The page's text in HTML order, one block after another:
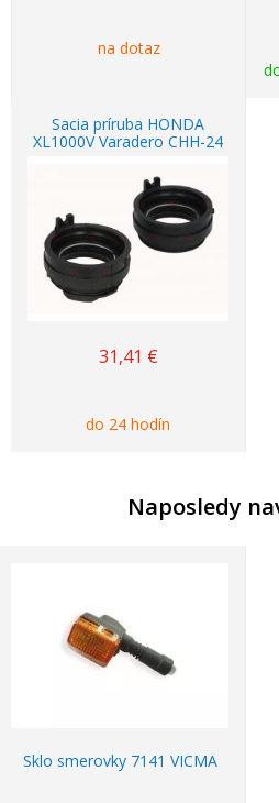
na dotaz
Sacia príruba HONDA
XL1000V Varadero CHH-24
31,41 €
do 24 hodín
Naposledy
Sklo smerovky 7141 VICMA